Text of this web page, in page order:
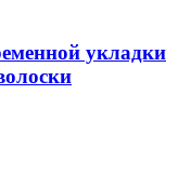
укладки